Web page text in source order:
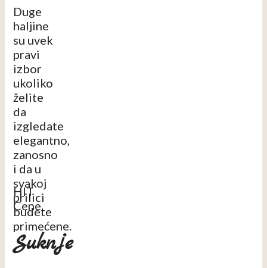
Duge
haljine
su uvek
pravi
izbor
ukoliko
želite
da
izgledate
elegantno,
zanosno
i da u
svakoj
prilici
budete
primećene.
HIT
Cene
Suknje